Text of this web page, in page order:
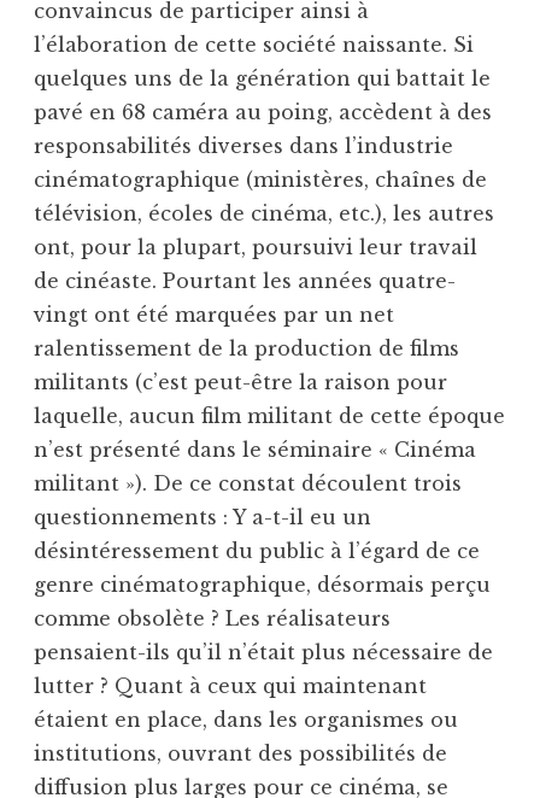
convaincus de participer ainsi à
l’élaboration de cette société naissante. Si
quelques uns de la génération qui battait le
pavé en 68 caméra au poing, accèdent à des
responsabilités diverses dans l’industrie
cinématographique (ministères, chaînes de
télévision, écoles de cinéma, etc.), les autres
ont, pour la plupart, poursuivi leur travail
de cinéaste. Pourtant les années quatre-
vingt ont été marquées par un net
ralentissement de la production de films
militants (c’est peut-être la raison pour
laquelle, aucun film militant de cette époque
n’est présenté dans le séminaire « Cinéma
militant »). De ce constat découlent trois
questionnements : Y a-t-il eu un
désintéressement du public à l’égard de ce
genre cinématographique, désormais perçu
comme obsolète ? Les réalisateurs
pensaient-ils qu’il n’était plus nécessaire de
lutter ? Quant à ceux qui maintenant
étaient en place, dans les organismes ou
institutions, ouvrant des possibilités de
diffusion plus larges pour ce cinéma, se